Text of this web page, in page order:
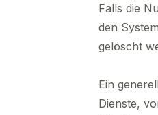
Falls die
den
gelöscht
Ein
Dienste,